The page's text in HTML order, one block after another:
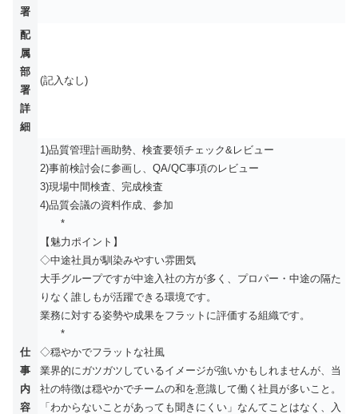
署
配
属
部
署
詳
細
(記入なし)
仕
事
内
容
1)品質管理計画助勢、検査要領チェック&レビュー
2)事前検討会に参画し、QA/QC事項のレビュー
3)現場中間検査、完成検査
4)品質会議の資料作成、参加
*
【魅力ポイント】
◇中途社員が馴染みやすい雰囲気
大手グループですが中途入社の方が多く、プロパー・中途の隔た
りなく誰しもが活躍できる環境です。
業務に対する姿勢や成果をフラットに評価する組織です。
*
◇穏やかでフラットな社風
業界的にガツガツしているイメージが強いかもしれませんが、当
社の特徴は穏やかでチームの和を意識して働く社員が多いこと。
「わからないことがあっても聞きにくい」なんてことはなく、入